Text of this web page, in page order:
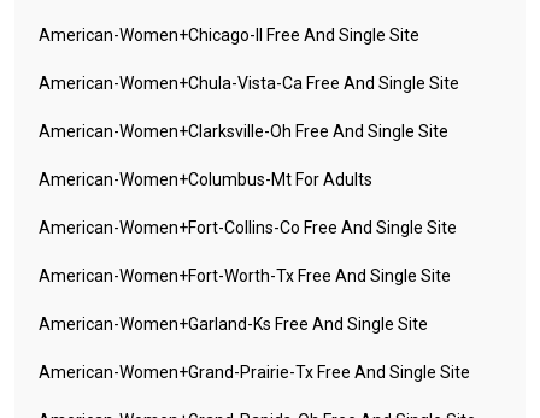
American-Women+chicago-Il Free And Single Site
American-Women+chula-Vista-Ca Free And Single Site
American-Women+clarksville-Oh Free And Single Site
American-Women+columbus-Mt For Adults
American-Women+fort-Collins-Co Free And Single Site
American-Women+fort-Worth-Tx Free And Single Site
American-Women+garland-Ks Free And Single Site
American-Women+grand-Prairie-Tx Free And Single Site